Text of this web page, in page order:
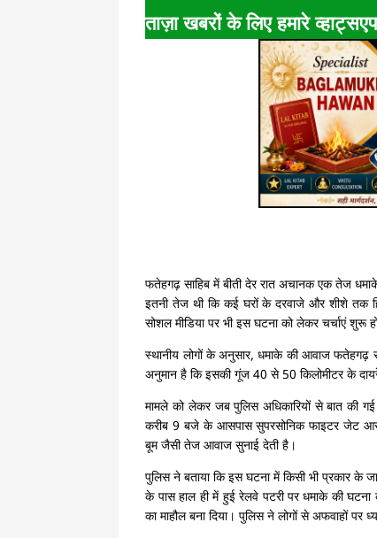
ताज़ा खबरों के लिए हमारे
फतेहगढ़ साहिब में बीती देर रात अचानक एक तेज
इतनी तेज थी कि कई घरों के दरवाजे और शीशे तक
सोशल मीडिया पर भी इस घटना को लेकर चर्चाएं शुरू
स्थानीय लोगों के अनुसार, धमाके की आवाज फतेहगढ़
अनुमान है कि इसकी गूंज 40 से 50 किलोमीटर के
मामले को लेकर जब पुलिस अधिकारियों से बात की
करीब 9 बजे के आसपास सुपरसोनिक फाइटर जेट
बूम जैसी तेज आवाज सुनाई देती है।
पुलिस ने बताया कि इस घटना में किसी भी प्रकार
के पास हाल ही में हुई रेलवे पटरी पर धमाके की
का माहौल बना दिया। पुलिस ने लोगों से अफवाहों पर